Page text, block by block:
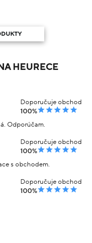
HEURECE
Doporučuje obchod
100%
Odporúčam.
Doporučuje obchod
100%
s obchodem.
Doporučuje obchod
100%